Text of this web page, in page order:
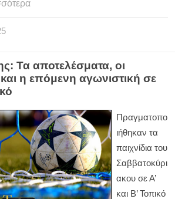
Τα αποτελέσματα, οι
η επόμενη αγωνιστική σε
Πραγματοπο
ιήθηκαν τα
παιχνίδια του
Σαββατοκύρι
ακου σε Α’
και Β’ Τοπικό